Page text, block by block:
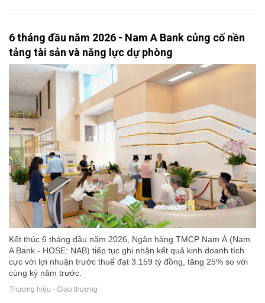
6 tháng đầu năm 2026 - Nam A Bank củng cố nền
tảng tài sản và năng lực dự phòng
Kết thúc 6 tháng đầu năm 2026, Ngân hàng TMCP Nam Á (Nam
A Bank - HOSE: NAB) tiếp tục ghi nhận kết quả kinh doanh tích
cực với lợi nhuận trước thuế đạt 3.159 tỷ đồng, tăng 25% so với
cùng kỳ năm trước.
Thương hiệu - Giao thương